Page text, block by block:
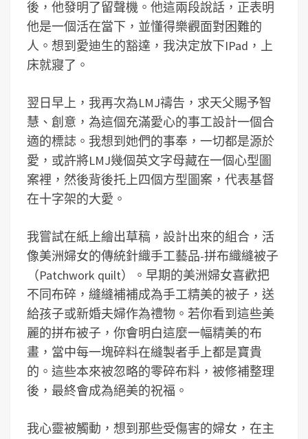
後，他發明了留聲機。他這兩段說話，正表明
他是一個活在當下，並懂得樂觀面對困難的
人。想到愛迪生的豁達，我決定放下IPad，上
床就寢了。
翌日早上，我再次為LMJ禱告，求天父賜予智
慧、創意，為這個充滿愛心的事工設計一個合
適的標誌。我想到她們的事奉，一切都是源於
愛，或許將LMJ幾個英文字母藏在一個心型圖
案裡，然後背後托上四個方型圖案，代表基督
在十字架的大愛。
我嘗試在紙上繪出草稿，設計出來的組合，活
像美洲婦女的傳統針織手工藝品-拼布織縫被子
（Patchwork quilt）。早期的美洲婦女喜歡把
不同布碎，縫縫補補成為手工精美的被子，送
給孩子或新婚夫婦作為禮物。若你看到這些美
麗的拼布被子，你會明白這麼一幅精美的布
畫，當中每一塊碎料在縫製者手上都是寶貴
的。這些本來被忽略的零碎布料，被修補整理
後，最終會成為絕美的祝福。
我心靈被觸動，想到那些受傷害的婦女，在主